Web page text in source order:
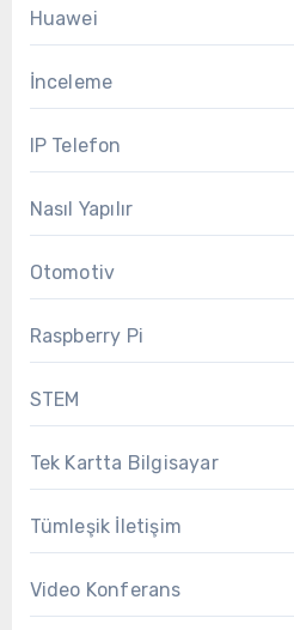
Huawei
İnceleme
IP Telefon
Nasıl Yapılır
Otomotiv
Raspberry Pi
STEM
Tek Kartta Bilgisayar
Tümleşik İletişim
Video Konferans